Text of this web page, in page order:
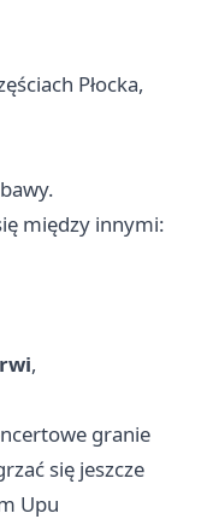
Płocka,
między innymi:
,
granie
się jeszcze
Upu